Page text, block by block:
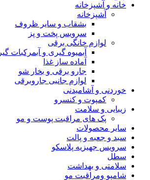
خانه و آشپزخانه
آشپزخانه
بشقاب و سایر ظروف
سرویس پخت و پز
لوازم خانگی برقی
آبمیوه گیری و آبمرکبات گیر
آماده ساز غذا
جارو برقی و بخار شو
لوازم جانبی جاروبرقی
خوردنی و آشامیدنی
کمپوت و کنسرو
زیبایی و سلامت
پک های مراقبت پوست و مو
سایر محصولات
سبد و جعبه و پالت
سرویس جهیزیه پلاسکو
سطل
سلامتی و بهداشت
شامپو ومراقبت مو